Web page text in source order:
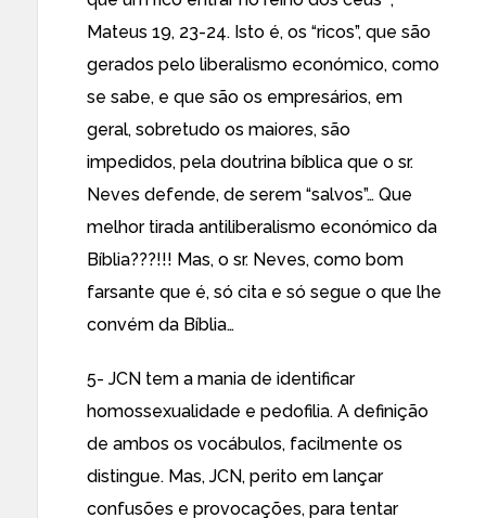
Mateus 19, 23-24. Isto é, os “ricos”, que são
gerados pelo liberalismo económico, como
se sabe, e que são os empresários, em
geral, sobretudo os maiores, são
impedidos, pela doutrina bíblica que o sr.
Neves defende, de serem “salvos”… Que
melhor tirada antiliberalismo económico da
Bíblia???!!! Mas, o sr. Neves, como bom
farsante que é, só cita e só segue o que lhe
convém da Bíblia…
5- JCN tem a mania de identificar
homossexualidade e pedofilia. A definição
de ambos os vocábulos, facilmente os
distingue. Mas, JCN, perito em lançar
confusões e provocações, para tentar